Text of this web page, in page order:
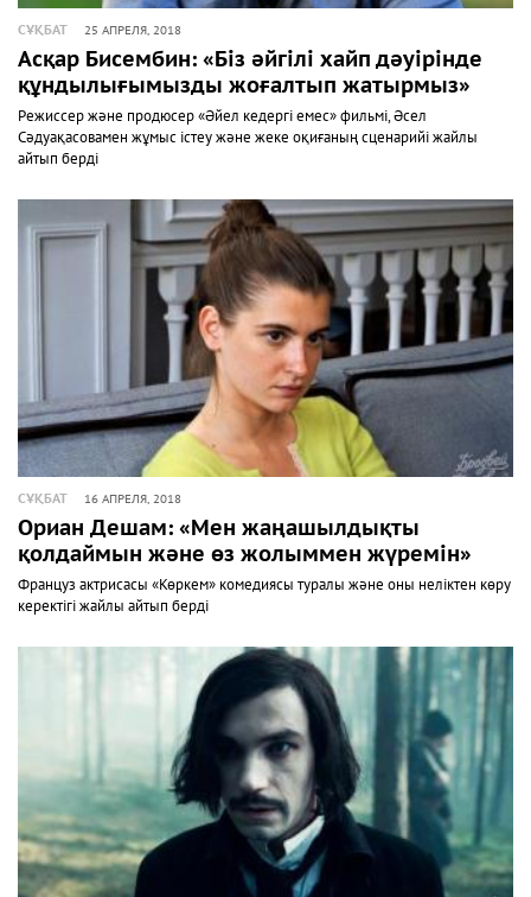
СҰҚБАТ 25 АПРЕЛЯ, 2018
Асқар Бисембин: «Біз әйгілі хайп дәуірінде
құндылығымызды жоғалтып жатырмыз»
Режиссер және продюсер «Әйел кедергі емес» фильмі, Әсел
Сәдуақасовамен жұмыс істеу және жеке оқиғаның сценарийі жайлы
айтып берді
СҰҚБАТ 16 АПРЕЛЯ, 2018
Ориан Дешам: «Мен жаңашылдықты
қолдаймын және өз жолыммен жүремін»
Француз актрисасы «Көркем» комедиясы туралы және оны неліктен көру
керектігі жайлы айтып берді